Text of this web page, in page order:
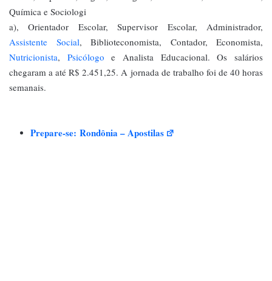
Química e Sociologi
a), Orientador Escolar, Supervisor Escolar, Administrador,
Assistente Social, Biblioteconomista, Contador, Economista,
Nutricionista, Psicólogo e Analista Educacional. Os salários
chegaram a até R$ 2.451,25. A jornada de trabalho foi de 40 horas
semanais.
Prepare-se: Rondônia – Apostilas